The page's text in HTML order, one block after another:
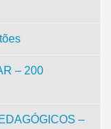
– 200
–